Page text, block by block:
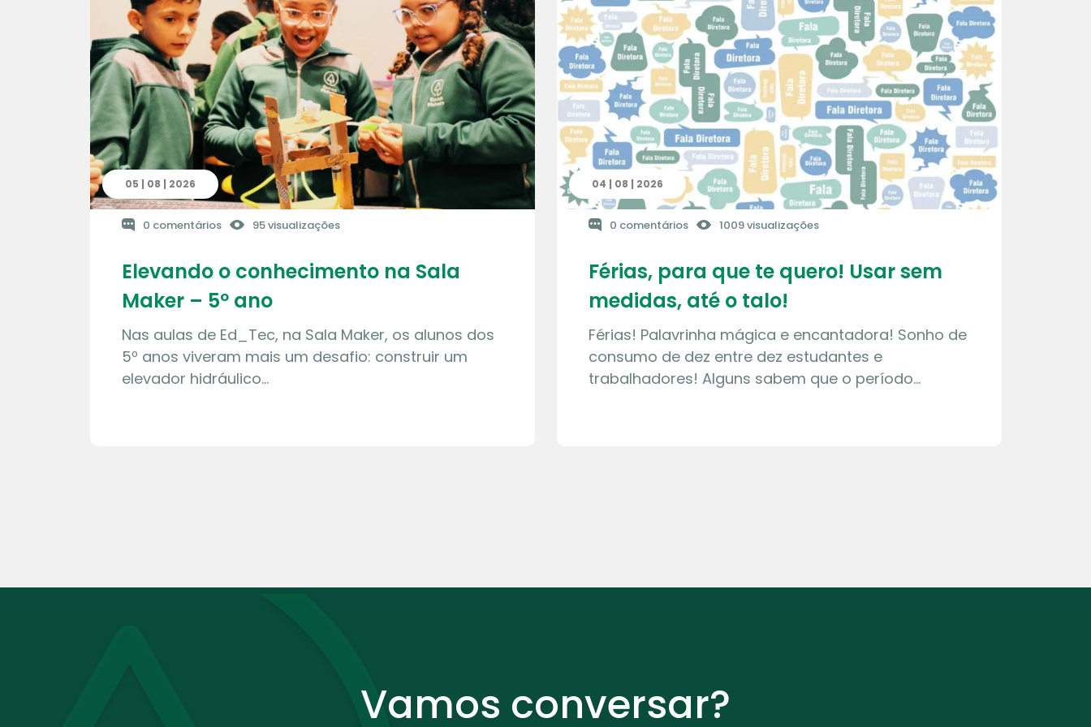
05 | 08 | 2026
0 comentários 95 visualizações
Elevando o conhecimento na Sala
Maker – 5º ano
Nas aulas de Ed_Tec, na Sala Maker, os alunos dos
5º anos viveram mais um desafio: construir um
elevador hidráulico…
04 | 08 | 2026
0 comentários 1009 visualizações
Férias, para que te quero! Usar sem
medidas, até o talo!
Férias! Palavrinha mágica e encantadora! Sonho de
consumo de dez entre dez estudantes e
trabalhadores! Alguns sabem que o período…
Vamos conversar?